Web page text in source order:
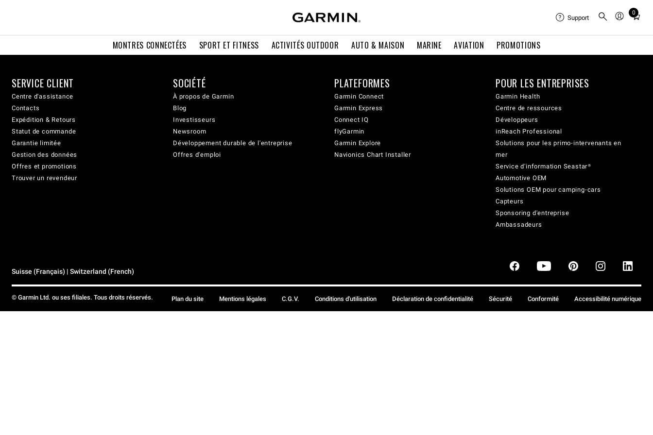
MONTRES CONNECTÉES SPORT ET FITNESS ACTIVITÉS OUTDOOR AUTO & MAISON MARINE AVIATION PROMOTIONS
Support
0
Total
cart:
SERVICE CLIENT
Centre d'assistance
Contacts
Expédition & Retours
Statut de commande
Garantie limitée
Gestion des données
Offres et promotions
Trouver un revendeur
SOCIÉTÉ
À propos de Garmin
Blog
Investisseurs
Newsroom
Développement durable de l'entreprise
Offres d'emploi
PLATEFORMES
Garmin Connect
Garmin Express
Connect IQ
flyGarmin
Garmin Explore
Navionics Chart Installer
POUR LES ENTREPRISES
Garmin Health
Centre de ressources
Développeurs
inReach Professional
Solutions pour les primo-intervenants en
mer
Service d'information Seastar®
Automotive OEM
Solutions OEM pour camping-cars
Capteurs
Sponsoring d'entreprise
Ambassadeurs
Suisse (Français) | Switzerland (French)
© Garmin Ltd. ou ses filiales. Tous droits réservés. Plan du site Mentions légales C.G.V. Conditions d'utilisation Déclaration de confidentialité Sécurité Conformité Accessibilité numérique